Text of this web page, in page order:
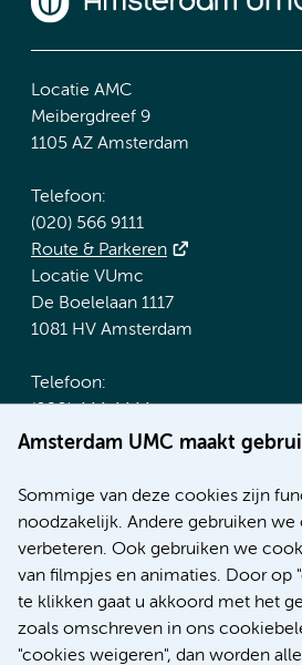
Amsterdam UMC maakt
Sommige van deze cookies zijn
noodzakelijk. Andere gebruiken
verbeteren. Ook gebruiken we
van filmpjes en animaties. Door op
te klikken gaat u akkoord met het
zoals omschreven in ons
"cookies weigeren", dan worden
Locatie AMC
Meibergdreef 9
1105 AZ Amsterdam
Telefoon:
(020) 566 9111
Route & Parkeren
Locatie VUmc
De Boelelaan 1117
1081 HV Amsterdam
Telefoon:
(020) 444 4444
Route & Parkeren
Meer Amsterdam UMC websites:
Werken bij Amsterdam UMC
Over Amsterdam UMC
Nieuws
Research